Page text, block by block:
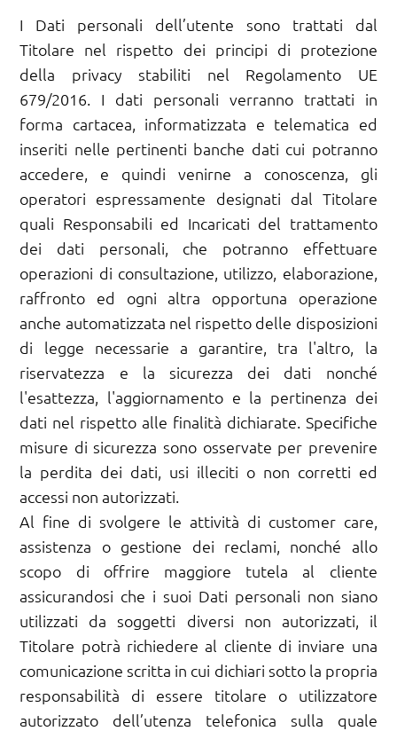
I Dati personali dell’utente sono trattati dal
Titolare nel rispetto dei principi di protezione
della privacy stabiliti nel Regolamento UE
679/2016. I dati personali verranno trattati in
forma cartacea, informatizzata e telematica ed
inseriti nelle pertinenti banche dati cui potranno
accedere, e quindi venirne a conoscenza, gli
operatori espressamente designati dal Titolare
quali Responsabili ed Incaricati del trattamento
dei dati personali, che potranno effettuare
operazioni di consultazione, utilizzo, elaborazione,
raffronto ed ogni altra opportuna operazione
anche automatizzata nel rispetto delle disposizioni
di legge necessarie a garantire, tra l'altro, la
riservatezza e la sicurezza dei dati nonché
l'esattezza, l'aggiornamento e la pertinenza dei
dati nel rispetto alle finalità dichiarate. Specifiche
misure di sicurezza sono osservate per prevenire
la perdita dei dati, usi illeciti o non corretti ed
accessi non autorizzati.
Al fine di svolgere le attività di customer care,
assistenza o gestione dei reclami, nonché allo
scopo di offrire maggiore tutela al cliente
assicurandosi che i suoi Dati personali non siano
utilizzati da soggetti diversi non autorizzati, il
Titolare potrà richiedere al cliente di inviare una
comunicazione scritta in cui dichiari sotto la propria
responsabilità di essere titolare o utilizzatore
autorizzato dell’utenza telefonica sulla quale